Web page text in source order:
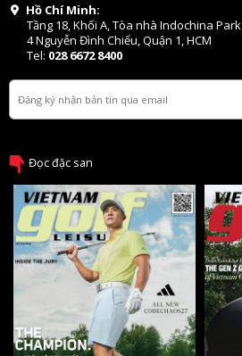
Hồ Chí Minh:
Tầng 18, Khối A, Tòa nhà Indochina Park
4 Nguyễn Đình Chiểu, Quận 1, HCM
Tel: 028 6672 8400
Đọc đặc san